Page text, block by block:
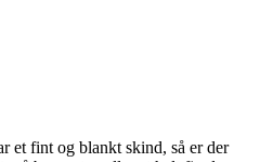
et fint og blankt skind, så er der